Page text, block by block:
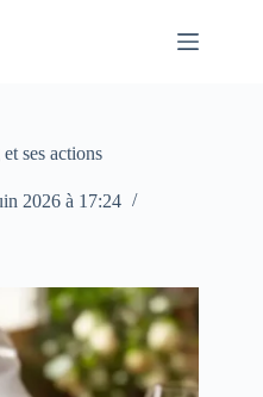
ses actions
2026 à 17:24